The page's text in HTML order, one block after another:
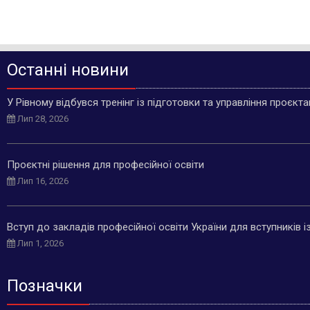
Останні новини
У Рівному відбувся тренінг із підготовки та управління
Лип 28, 2026
Проєктні рішення для професійної освіти
Лип 16, 2026
Вступ до закладів професійної освіти України для
Лип 1, 2026
Позначки